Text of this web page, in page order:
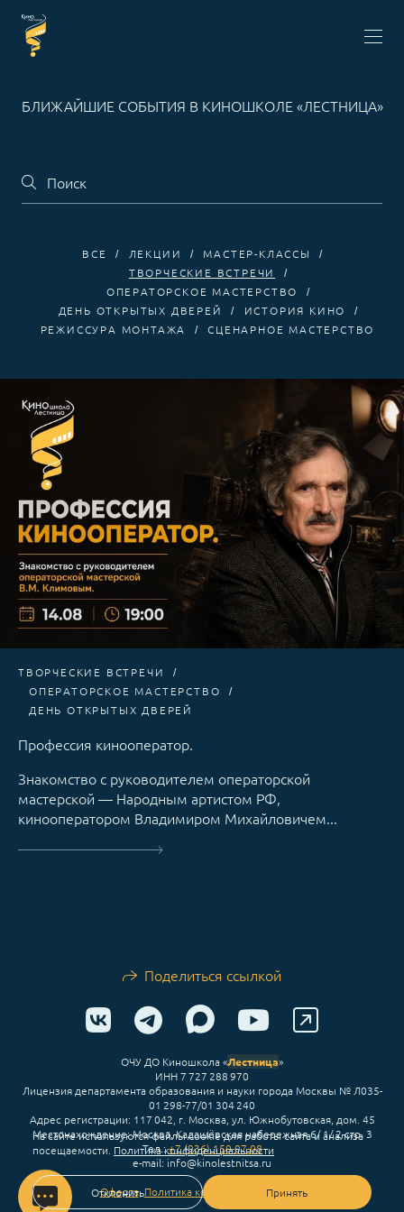
БЛИЖАЙШИЕ СОБЫТИЯ В КИНОШКОЛЕ «ЛЕСТНИЦА»
ВСЕ ЛЕКЦИИ
МАСТЕР-КЛАССЫ
ТВОРЧЕСКИЕ ВСТРЕЧИ
ОПЕРАТОРСКОЕ МАСТЕРСТВО
ДЕНЬ ОТКРЫТЫХ ДВЕРЕЙ
ИСТОРИЯ КИНО
РЕЖИССУРА МОНТАЖА
СЦЕНАРНОЕ МАСТЕРСТВО
ТВОРЧЕСКИЕ ВСТРЕЧИ
ОПЕРАТОРСКОЕ МАСТЕРСТВО
ДЕНЬ ОТКРЫТЫХ ДВЕРЕЙ
Профессия кинооператор.
Знакомство с руководителем операторской
мастерской — Народным артистом РФ,
кинооператором Владимиром Михайловичем...
Поделиться ссылкой
ОЧУ ДО Киношкола «Лестница»
ИНН 7 727 288 970
Лицензия департамента образования и науки города Москвы № Л035-
01 298-77/01 304 240
Адрес регистрации: 117 042, г. Москва, ул. Южнобутовская, дом. 45
Местонахождение: Москва, Кадашёвская набережная 6/ 1/ 2 стр. 3
Тел.:+7 (936) 159-07-08
e-mail: info@kinolestnitsa.ru
Оферта,Политика конфиденциальности
На сайте используются файлы cookie для работы сайта и анализа
посещаемости. Политика конфиденциальности
Отклонить Принять